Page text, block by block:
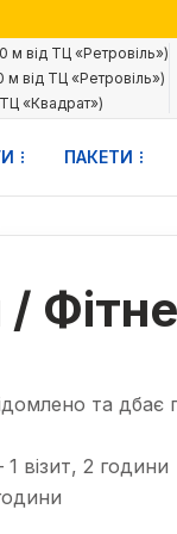
м від ТЦ «Ретровіль»)
від ТЦ «Ретровіль»)
«Квадрат»)
ПАКЕТИ
та дбає
візит, 2 години